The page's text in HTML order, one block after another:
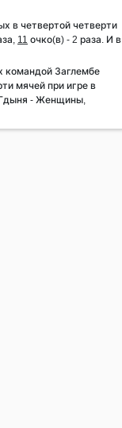
в четвертой четверти
11 очко(в) - 2 раза. И в
командой Заглембе
мячей при игре в
Гдыня - Женщины,